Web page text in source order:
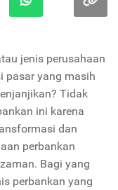
jenis perusahaan
pasar yang masih
Tidak
ini karena
dan
perbankan
Bagi yang
perbankan yang